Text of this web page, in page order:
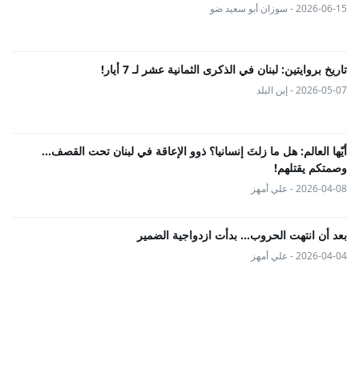
2026-06-15 - سوزان أبو سعيد ضو
تاريخ بروايتين: لبنان في الذكرى الثمانية عشر لـ 7 أيار!
2026-05-07 - إبن البلد
أيّها العالم: هل ما زلتَ إنسانيا؟ ذوو الإعاقة في لبنان تحت القصف...
وصمتكم يقتلهم!
2026-04-08 - علي أمهز
بعد أن انتهت الحروب… بدأت ازدواجية الضمير
2026-04-04 - علي أمهز